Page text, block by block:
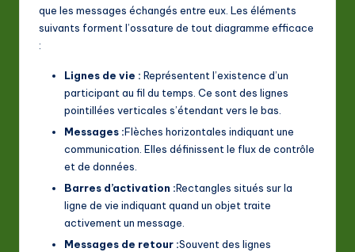
que les messages échangés entre eux. Les éléments
suivants forment l’ossature de tout diagramme efficace
:
Lignes de vie : Représentent l’existence d’un
participant au fil du temps. Ce sont des lignes
pointillées verticales s’étendant vers le bas.
Messages :Flèches horizontales indiquant une
communication. Elles définissent le flux de contrôle
et de données.
Barres d’activation :Rectangles situés sur la
ligne de vie indiquant quand un objet traite
activement un message.
Messages de retour :Souvent des lignes